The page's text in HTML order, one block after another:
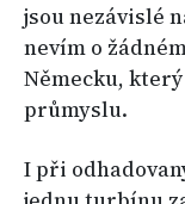
jsou nezávislé
nevím o
Německu,
průmyslu.
I při